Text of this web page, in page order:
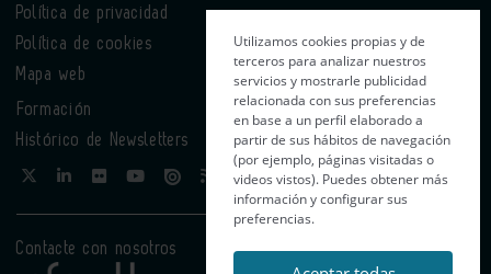
Política de privacidad
Política de cookies
Mapa web
Formación
Histórico de Newsletters
Contacte con nosotros
Utilizamos cookies propias y de
terceros para analizar nuestros
servicios y mostrarle publicidad
relacionada con sus preferencias
en base a un perfil elaborado a
partir de sus hábitos de navegación
(por ejemplo, páginas visitadas o
videos vistos). Puedes obtener más
información y configurar sus
preferencias.